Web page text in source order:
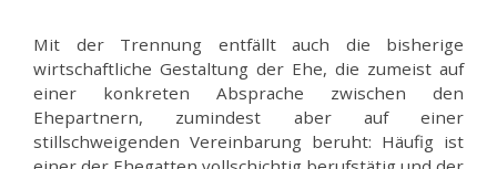
Mit der Trennung entfällt auch die bisherige
wirtschaftliche Gestaltung der Ehe, die zumeist auf
einer konkreten Absprache zwischen den
Ehepartnern, zumindest aber auf einer
stillschweigenden Vereinbarung beruht: Häufig ist